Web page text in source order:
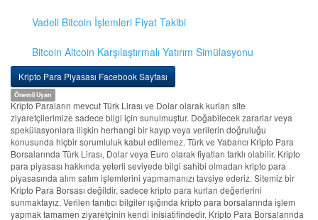
Vadeli Bitcoin İşlemleri Fiyat Takibi
Bitcoin Altcoin Karşılaştırmalı Yatırım Simülasyonu
Kripto Para Piyasası Facebook Sayfası
Önemli Uyarı
Kripto Paraların mevcut Türk Lirası ve Dolar olarak kurları site
ziyaretçilerimize sadece bilgi için sunulmuştur. Doğabilecek zararlar veya
spekülasyonlara ilişkin herhangi bir kayıp veya verilerin doğruluğu
konusunda hiçbir sorumluluk kabul edilemez. Türk ve Yabancı Kripto Para
Borsalarında Türk Lirası, Dolar veya Euro olarak fiyatları farklı olabilir. Kripto
para piyasası hakkında yeterli seviyede bilgi sahibi olmadan kripto para
piyasasında alım satım işlemlerini yapmamanızı tavsiye ederiz. Sitemiz bir
Kripto Para Borsası değildir, sadece kripto para kurları değerlerini
sunmaktayız. Verilen tanıtıcı bilgiler ışığında kripto para borsalarında işlem
yapmak tamamen ziyaretçinin kendi inisiatifindedir. Kripto Para Borsalarında